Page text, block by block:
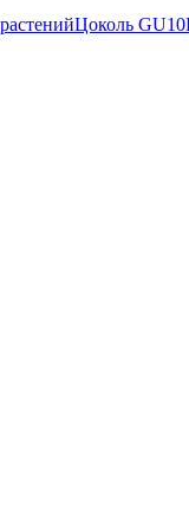
Цоколь GU10